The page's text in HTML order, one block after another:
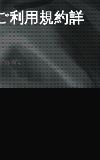
利用規約詳